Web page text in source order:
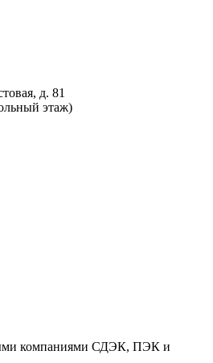
д. 81
этаж)
компаниями СДЭК, ПЭК и